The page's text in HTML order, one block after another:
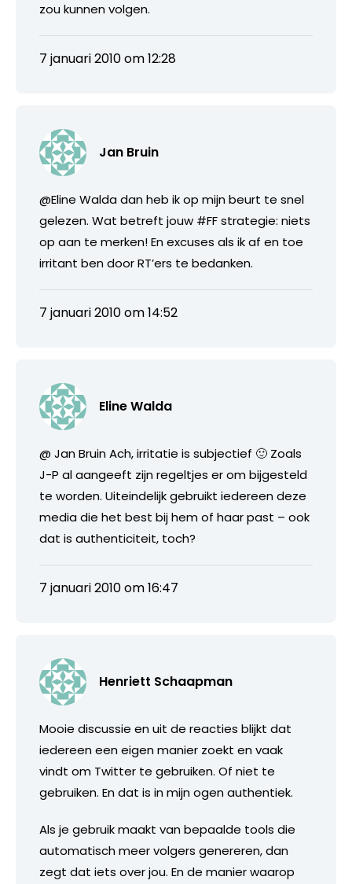
zou kunnen volgen.
7 januari 2010 om 12:28
Jan Bruin
@Eline Walda dan heb ik op mijn beurt te snel
gelezen. Wat betreft jouw #FF strategie: niets
op aan te merken! En excuses als ik af en toe
irritant ben door RT’ers te bedanken.
7 januari 2010 om 14:52
Eline Walda
@ Jan Bruin Ach, irritatie is subjectief 🙂 Zoals
J-P al aangeeft zijn regeltjes er om bijgesteld
te worden. Uiteindelijk gebruikt iedereen deze
media die het best bij hem of haar past – ook
dat is authenticiteit, toch?
7 januari 2010 om 16:47
Henriett Schaapman
Mooie discussie en uit de reacties blijkt dat
iedereen een eigen manier zoekt en vaak
vindt om Twitter te gebruiken. Of niet te
gebruiken. En dat is in mijn ogen authentiek.
Als je gebruik maakt van bepaalde tools die
automatisch meer volgers genereren, dan
zegt dat iets over jou. En de manier waarop